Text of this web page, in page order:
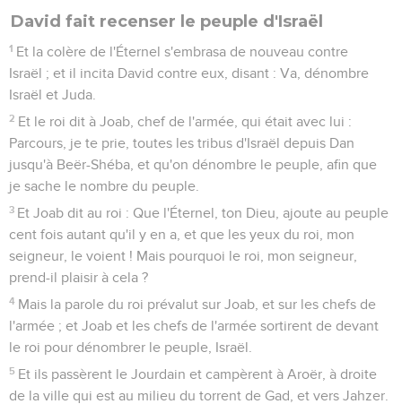
David fait recenser le peuple d'Israël
1 Et la colère de l'Éternel s'embrasa de nouveau contre
Israël ; et il incita David contre eux, disant : Va, dénombre
Israël et Juda.
2 Et le roi dit à Joab, chef de l'armée, qui était avec lui :
Parcours, je te prie, toutes les tribus d'Israël depuis Dan
jusqu'à Beër-Shéba, et qu'on dénombre le peuple, afin que
je sache le nombre du peuple.
3 Et Joab dit au roi : Que l'Éternel, ton Dieu, ajoute au peuple
cent fois autant qu'il y en a, et que les yeux du roi, mon
seigneur, le voient ! Mais pourquoi le roi, mon seigneur,
prend-il plaisir à cela ?
4 Mais la parole du roi prévalut sur Joab, et sur les chefs de
l'armée ; et Joab et les chefs de l'armée sortirent de devant
le roi pour dénombrer le peuple, Israël.
5 Et ils passèrent le Jourdain et campèrent à Aroër, à droite
de la ville qui est au milieu du torrent de Gad, et vers Jahzer.